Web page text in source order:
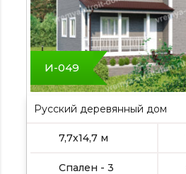
И-049
Русский деревянный дом
7,7х14,7 м
Спален - 3